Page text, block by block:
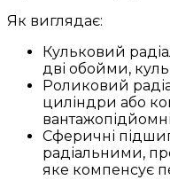
Як виглядає:
Кульковий
дві обойми,
Роликовий
циліндри або
Сферичні
радіальними,
яке компенсує